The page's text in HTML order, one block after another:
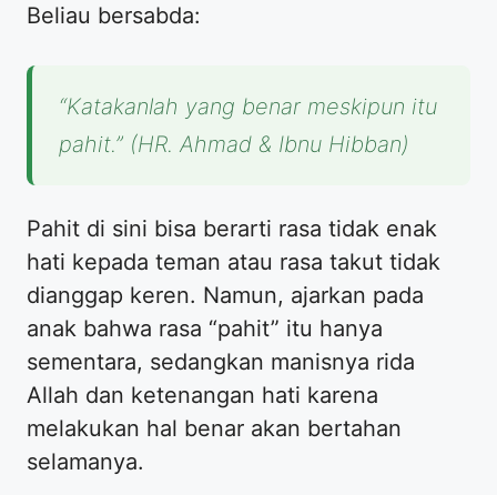
Beliau bersabda:
“Katakanlah yang benar meskipun itu
pahit.” (HR. Ahmad & Ibnu Hibban)
​Pahit di sini bisa berarti rasa tidak enak
hati kepada teman atau rasa takut tidak
dianggap keren. Namun, ajarkan pada
anak bahwa rasa “pahit” itu hanya
sementara, sedangkan manisnya rida
Allah dan ketenangan hati karena
melakukan hal benar akan bertahan
selamanya.